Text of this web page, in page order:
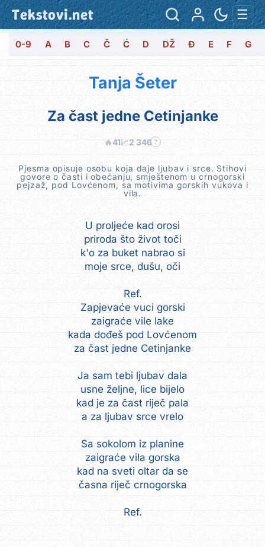
Tekstovi.net ☰
0-9 A B C Č Ć D DŽ Đ E F G
Tanja Šeter
Za čast jedne Cetinjanke
🔥41📈2 346 ?
Pjesma opisuje osobu koja daje ljubav i srce. Stihovi
govore o časti i obećanju, smještenom u crnogorski
pejzaž, pod Lovćenom, sa motivima gorskih vukova i
vila.
U proljeće kad orosi
priroda što život toči
k'o za buket nabrao si
moje srce, dušu, oči
Ref.
Zapjevaće vuci gorski
zaigraće vile lake
kada dođeš pod Lovćenom
za čast jedne Cetinjanke
Ja sam tebi ljubav dala
usne željne, lice bijelo
kad je za čast riječ pala
a za ljubav srce vrelo
Sa sokolom iz planine
zaigraće vila gorska
kad na sveti oltar da se
časna riječ crnogorska
Ref.